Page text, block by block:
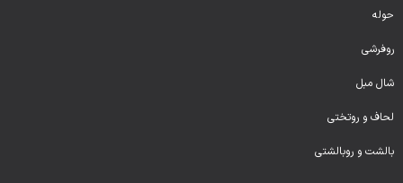
حوله
روفرشی
شال مبل
لحاف و روتختی
بالشت و روبالشتی